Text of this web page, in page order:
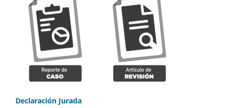
Declaración Jurada